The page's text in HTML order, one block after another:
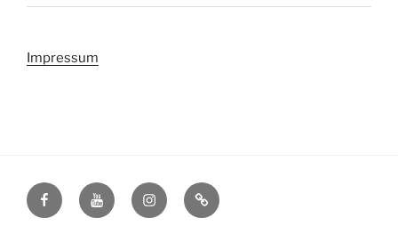
Impressum
FacebookYouTubeInstagramImpressum